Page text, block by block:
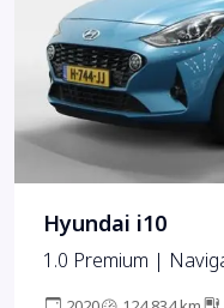
Hyundai i10
1.0 Premium |